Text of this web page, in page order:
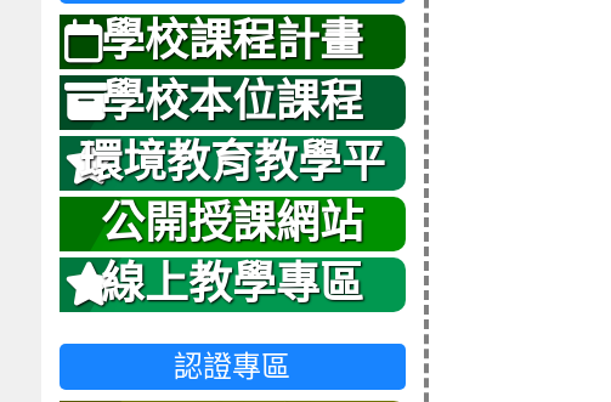
學校課程計畫
學校本位課程
環境教育教學平
台
公開授課網站
線上教學專區
認證專區